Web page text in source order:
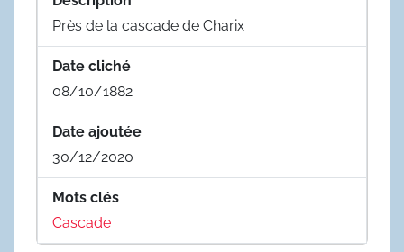
Près de la cascade de Charix
Date cliché
08/10/1882
Date ajoutée
30/12/2020
Mots clés
Cascade